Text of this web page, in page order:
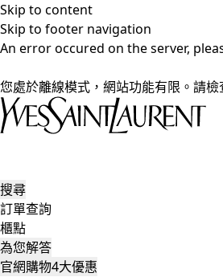
Skip to content
Skip to footer navigation
An error occured on the server,
您處於離線模式，網站功能有限。請檢
搜尋
訂單查詢
櫃點
為您解答
官網購物4大優惠